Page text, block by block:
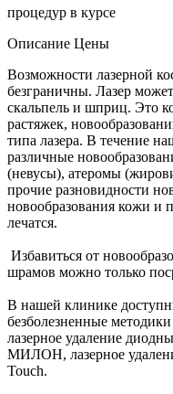
процедур в курсе
Описание Цены
Возможности лазерной
безграничны. Лазер
скальпель и шприц. Это
растяжек,
типа лазера. В течение
различные
(невусы), атеромы
прочие разновидности
новообразования кожи и
лечатся.
Избавиться от
шрамов можно только
В нашей клинике
безболезненные
лазерное удаление
МИЛОН, лазерное
Touch.